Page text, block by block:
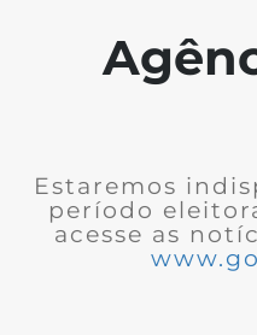
Estaremos
período
acesse as